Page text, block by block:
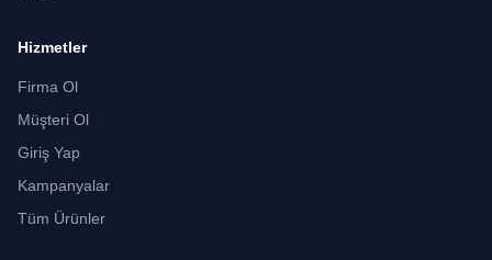
Hizmetler
Firma Ol
Müşteri Ol
Giriş Yap
Kampanyalar
Tüm Ürünler